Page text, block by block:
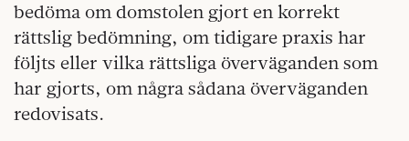
bedöma om domstolen gjort en korrekt
rättslig bedömning, om tidigare praxis har
följts eller vilka rättsliga överväganden som
har gjorts, om några sådana överväganden
redovisats.